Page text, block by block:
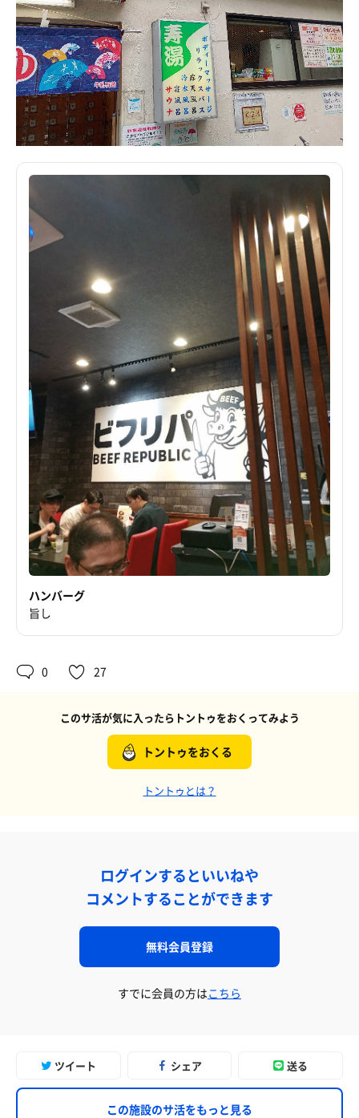
ハンバーグ
旨し
0 27
このサ活が気に入ったらトントゥをおくってみよう
トントゥをおくる
トントゥとは？
ログインするといいねや
コメントすることができます
無料会員登録
すでに会員の方はこちら
ツイート シェア 送る
この施設のサ活をもっと見る